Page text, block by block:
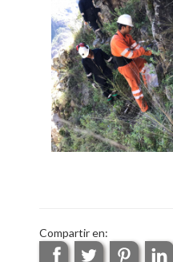
Compartir en: